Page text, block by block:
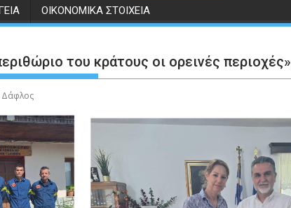
ΟΙΚΟΝΟΜΙΚΆ ΣΤΟΙΧΕΊΑ
του κράτους οι ορεινές περιοχές»
Δάφλος